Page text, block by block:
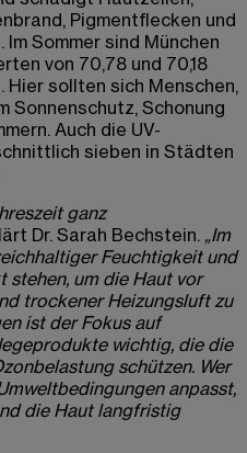
Pigmentflecken und
Sommer sind München
von 70,78 und 70,18
Hier sollten sich Menschen,
Sonnenschutz, Schonung
Auch die UV-
sieben in Städten
ganz
Dr. Sarah Bechstein. „Im
Feuchtigkeit und
um die Haut vor
trockener Heizungsluft zu
ist der Fokus auf
wichtig, die die
schützen. Wer
anpasst,
die Haut langfristig